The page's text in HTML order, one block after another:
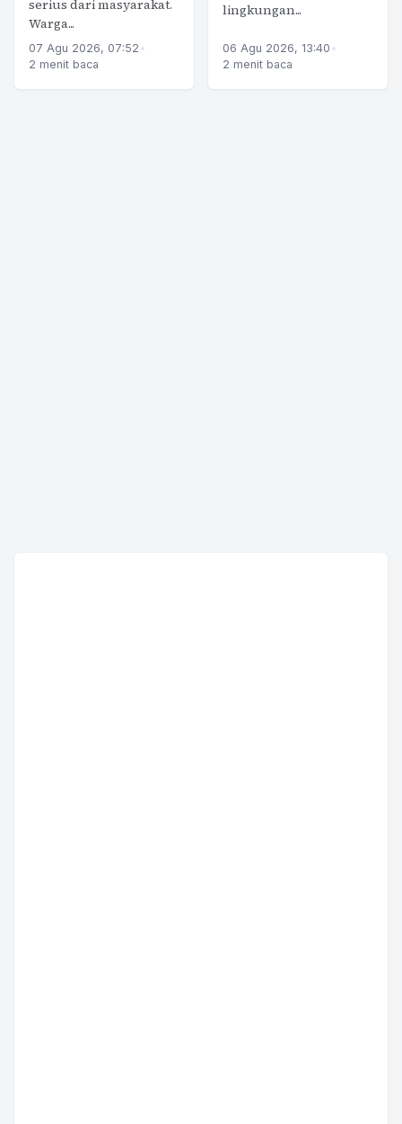
serius dari masyarakat.
Warga...
07 Agu 2026, 07:52 •
2 menit baca
lingkungan...
06 Agu 2026, 13:40 •
2 menit baca